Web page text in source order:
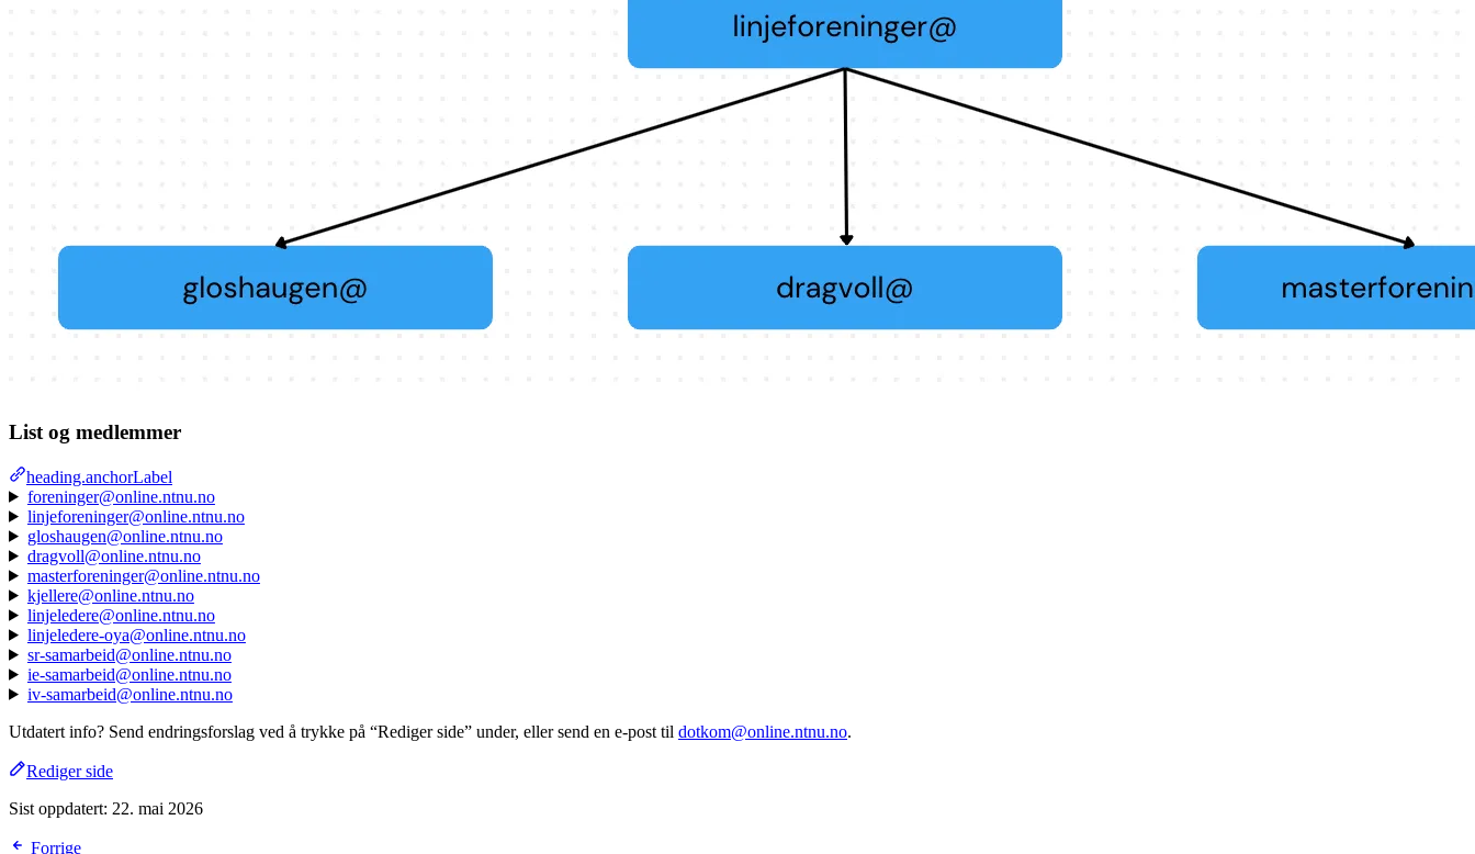
List og medlemmer
heading.anchorLabel
foreninger@online.ntnu.no
linjeforeninger@online.ntnu.no
gloshaugen@online.ntnu.no
dragvoll@online.ntnu.no
masterforeninger@online.ntnu.no
kjellere@online.ntnu.no
linjeledere@online.ntnu.no
linjeledere-oya@online.ntnu.no
sr-samarbeid@online.ntnu.no
ie-samarbeid@online.ntnu.no
iv-samarbeid@online.ntnu.no
Utdatert info? Send endringsforslag ved å trykke på “Rediger side” under, eller send en e-post til dotkom@online.ntnu.no.
Rediger side
Sist oppdatert: 22. mai 2026
Forrige